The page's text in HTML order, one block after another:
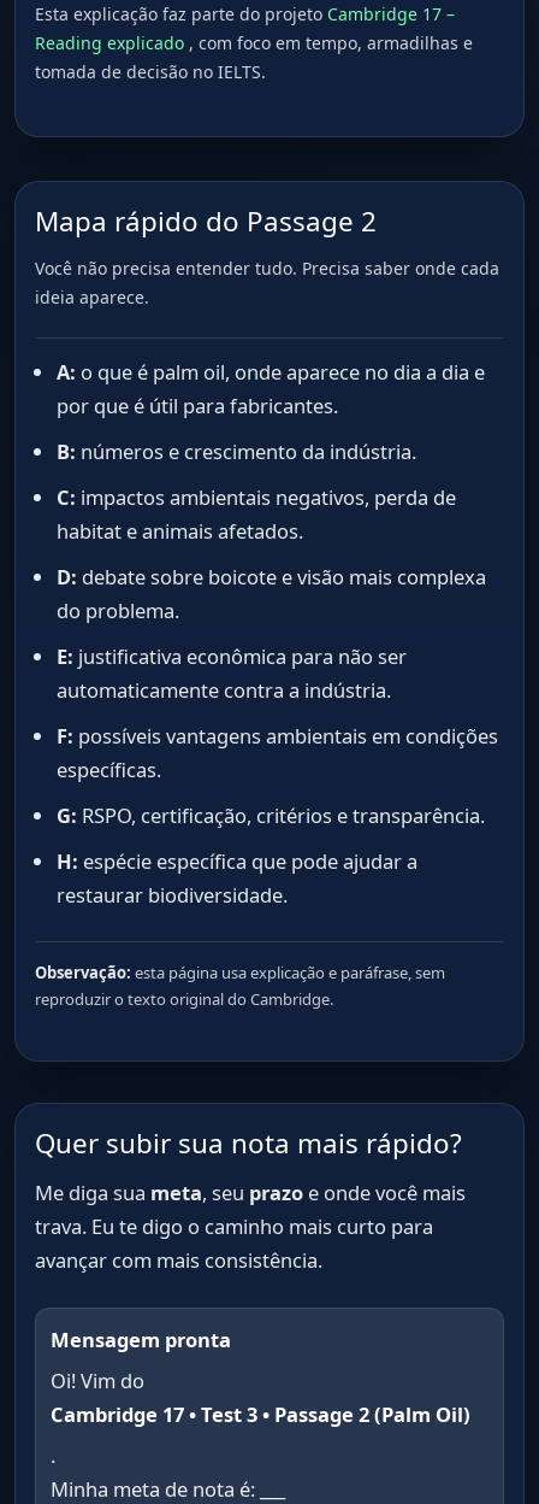
Esta explicação faz parte do projeto Cambridge 17 –
Reading explicado , com foco em tempo, armadilhas e
tomada de decisão no IELTS.
Mapa rápido do Passage 2
Você não precisa entender tudo. Precisa saber onde cada
ideia aparece.
A: o que é palm oil, onde aparece no dia a dia e
por que é útil para fabricantes.
B: números e crescimento da indústria.
C: impactos ambientais negativos, perda de
habitat e animais afetados.
D: debate sobre boicote e visão mais complexa
do problema.
E: justificativa econômica para não ser
automaticamente contra a indústria.
F: possíveis vantagens ambientais em condições
específicas.
G: RSPO, certificação, critérios e transparência.
H: espécie específica que pode ajudar a
restaurar biodiversidade.
Observação: esta página usa explicação e paráfrase, sem
reproduzir o texto original do Cambridge.
Quer subir sua nota mais rápido?
Me diga sua meta, seu prazo e onde você mais
trava. Eu te digo o caminho mais curto para
avançar com mais consistência.
Mensagem pronta
Oi! Vim do
Cambridge 17 • Test 3 • Passage 2 (Palm Oil)
.
Minha meta de nota é: ___